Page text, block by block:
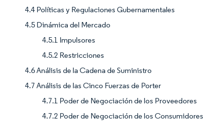
4.4 Políticas y Regulaciones Gubernamentales
4.5 Dinámica del Mercado
4.5.1 Impulsores
4.5.2 Restricciones
4.6 Análisis de la Cadena de Suministro
4.7 Análisis de las Cinco Fuerzas de Porter
4.7.1 Poder de Negociación de los Proveedores
4.7.2 Poder de Negociación de los Consumidores